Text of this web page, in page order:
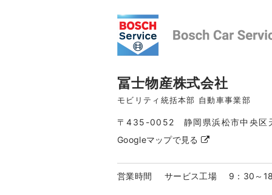
冨士物産株式会社
モビリティ統括本部 自動車事業部
〒435-0052 静岡県浜松市中央区
Googleマップで見る
営業時間 サービス工場 9：30～